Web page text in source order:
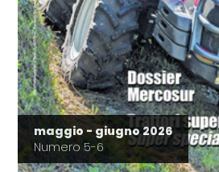
maggio - giugno 2026
Numero 5-6